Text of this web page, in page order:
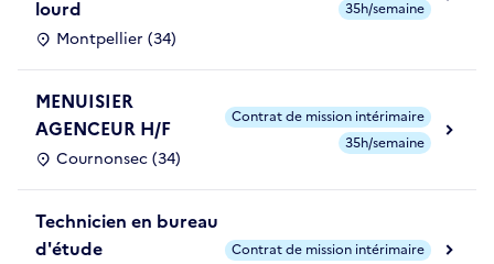
lourd
Montpellier (34)
35h/semaine
MENUISIER
AGENCEUR H/F
Cournonsec (34)
Contrat de mission intérimaire
35h/semaine
Technicien en bureau
d'étude
Contrat de mission intérimaire